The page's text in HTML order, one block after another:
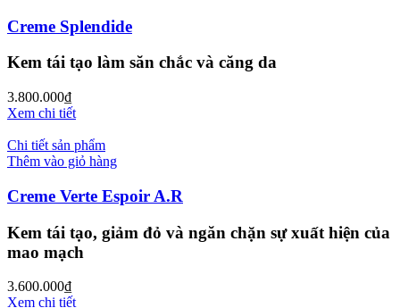
Creme Splendide
Kem tái tạo làm săn chắc và căng da
3.800.000₫
Xem chi tiết
Chi tiết sản phẩm
Thêm vào giỏ hàng
Creme Verte Espoir A.R
Kem tái tạo, giảm đỏ và ngăn chặn sự xuất hiện của
mao mạch
3.600.000₫
Xem chi tiết